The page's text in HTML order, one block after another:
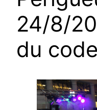
24/8/
du